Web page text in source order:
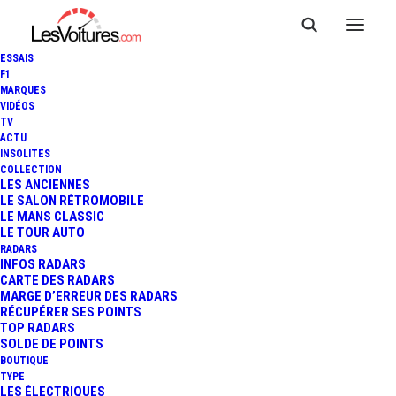
ESSAIS
F1
MARQUES
VIDÉOS
TV
ACTU
INSOLITES
COLLECTION
LES ANCIENNES
LE SALON RÉTROMOBILE
LE MANS CLASSIC
LE TOUR AUTO
RADARS
INFOS RADARS
CARTE DES RADARS
MARGE D’ERREUR DES RADARS
RÉCUPÉRER SES POINTS
TOP RADARS
SOLDE DE POINTS
BOUTIQUE
TYPE
LES ÉLECTRIQUES
17 mars 2020
APEX AP-0 : RADICALE